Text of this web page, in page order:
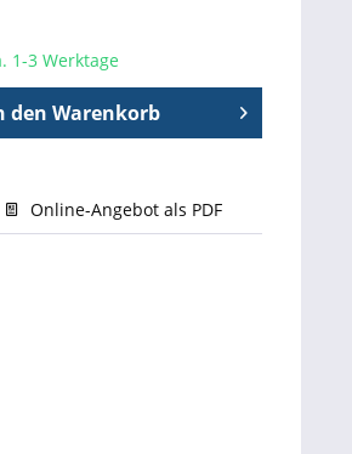
1-3 Werktage
den Warenkorb
Online-Angebot als PDF